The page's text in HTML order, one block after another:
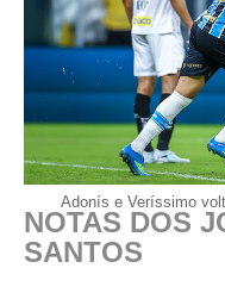
Adonís e Veríssimo
NOTAS DOS
SANTOS